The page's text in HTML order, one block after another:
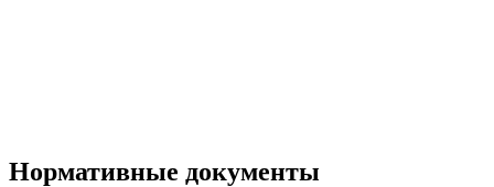
Нормативные документы